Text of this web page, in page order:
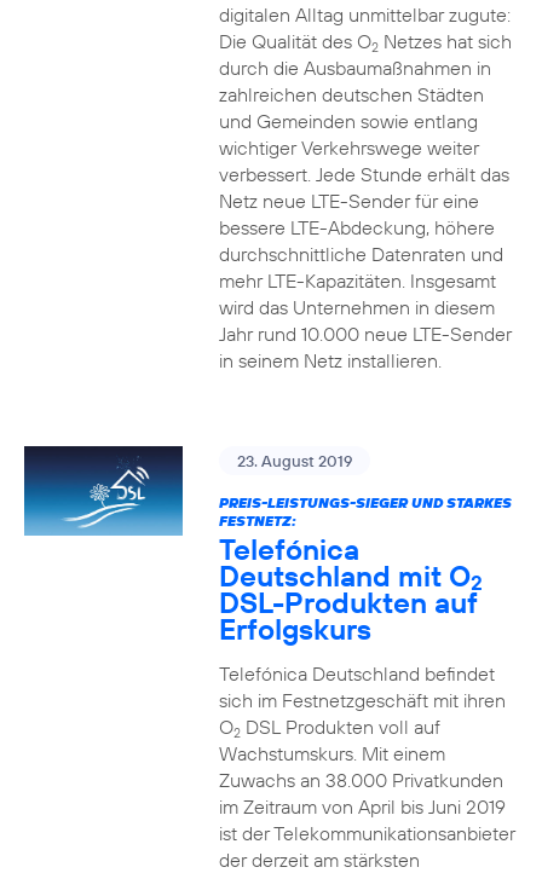
digitalen Alltag unmittelbar zugute:
Die Qualität des O2Netzes hat sich
durch die Ausbaumaßnahmen in
zahlreichen deutschen Städten
und Gemeinden sowie entlang
wichtiger Verkehrswege weiter
verbessert. Jede Stunde erhält das
Netz neue LTE-Sender für eine
bessere LTE-Abdeckung, höhere
durchschnittliche Datenraten und
mehr LTE-Kapazitäten. Insgesamt
wird das Unternehmen in diesem
Jahr rund 10.000 neue LTE-Sender
in seinem Netz installieren.
23. August 2019
PREIS-LEISTUNGS-SIEGER UND STARKES
FESTNETZ:
Telefónica
Deutschland mit O2
DSL-Produkten auf
Erfolgskurs
Telefónica Deutschland befindet
sich im Festnetzgeschäft mit ihren
O2DSL Produkten voll auf
Wachstumskurs. Mit einem
Zuwachs an 38.000 Privatkunden
im Zeitraum von April bis Juni 2019
ist der Telekommunikationsanbieter
der derzeit am stärksten